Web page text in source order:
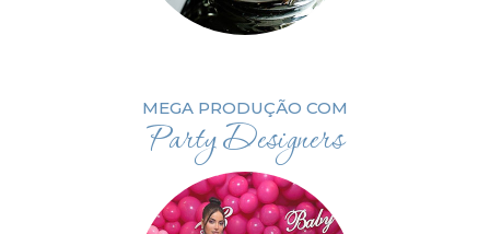
MEGA PRODUÇÃO COM
Party Designers